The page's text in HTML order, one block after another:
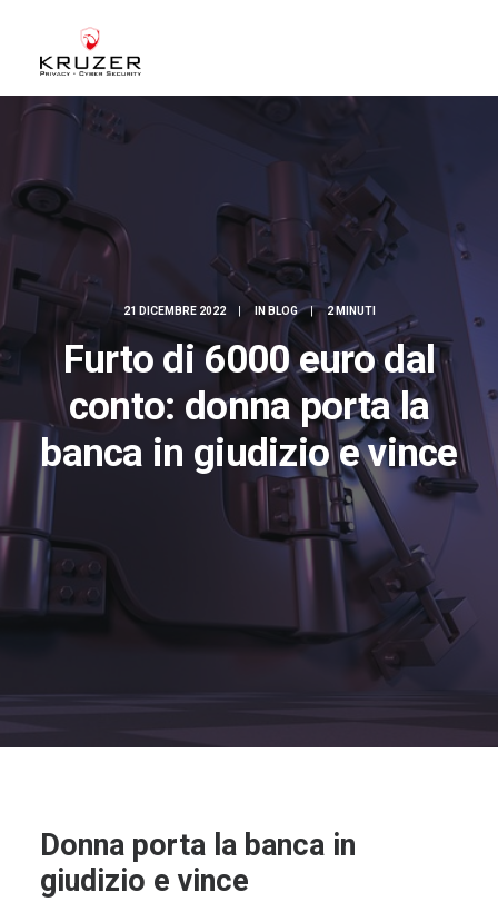
A CHI CI RIVOLGIAMO
CASE STUDIES
WHITE PAPERS
CONTATTI
ACCEDI
21 DICEMBRE 2022 IN BLOG | 2 MINUTI
Furto di 6000 euro dal
conto: donna porta la
banca in giudizio e vince
Donna porta la banca in
giudizio e vince